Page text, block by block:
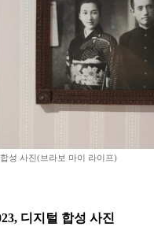
성 사진(브라보 마이 라이프)
디지털 합성 사진